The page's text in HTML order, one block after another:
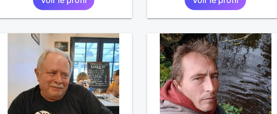
j'aime pas les mensonges. Je
cherche une relation amoureuse